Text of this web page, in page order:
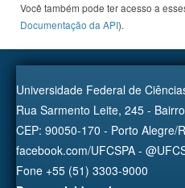
Você também pode ter acesso a
Documentação da API).
Universidade Federal de
Rua Sarmento Leite, 245 -
CEP: 90050-170 - Porto Alegre/
facebook.com/UFCSPA -
Fone +55 (51) 3303-9000